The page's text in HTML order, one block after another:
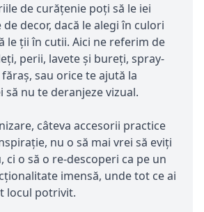
de curățenie poți să le iei
decor, dacă le alegi în culori
le ții în cutii. Aici ne referim de
perii, lavete și bureți, spray-
sau orice te ajută la
să nu te deranjeze vizual.
câteva accesorii practice
nu o să mai vrei să eviți
ci o să o re-descoperi ca pe un
imensă, unde tot ce ai
locul potrivit.